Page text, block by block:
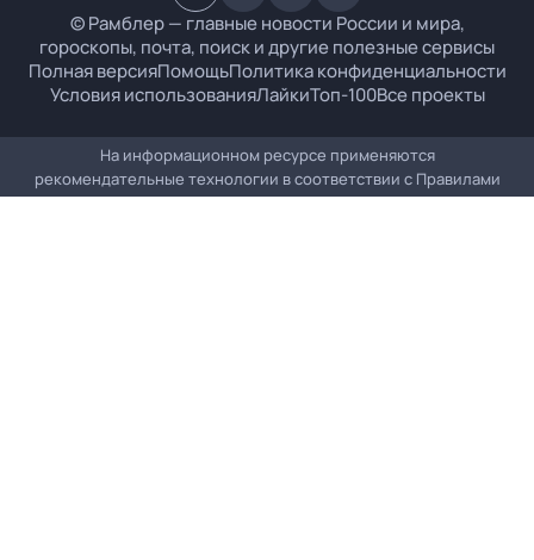
© Рамблер — главные новости России и мира,
гороскопы, почта, поиск и другие полезные сервисы
Полная версияПомощьПолитика конфиденциальности
Условия использованияЛайкиТоп-100Все проекты
На информационном ресурсе применяются
рекомендательные технологии в соответствии с Правилами